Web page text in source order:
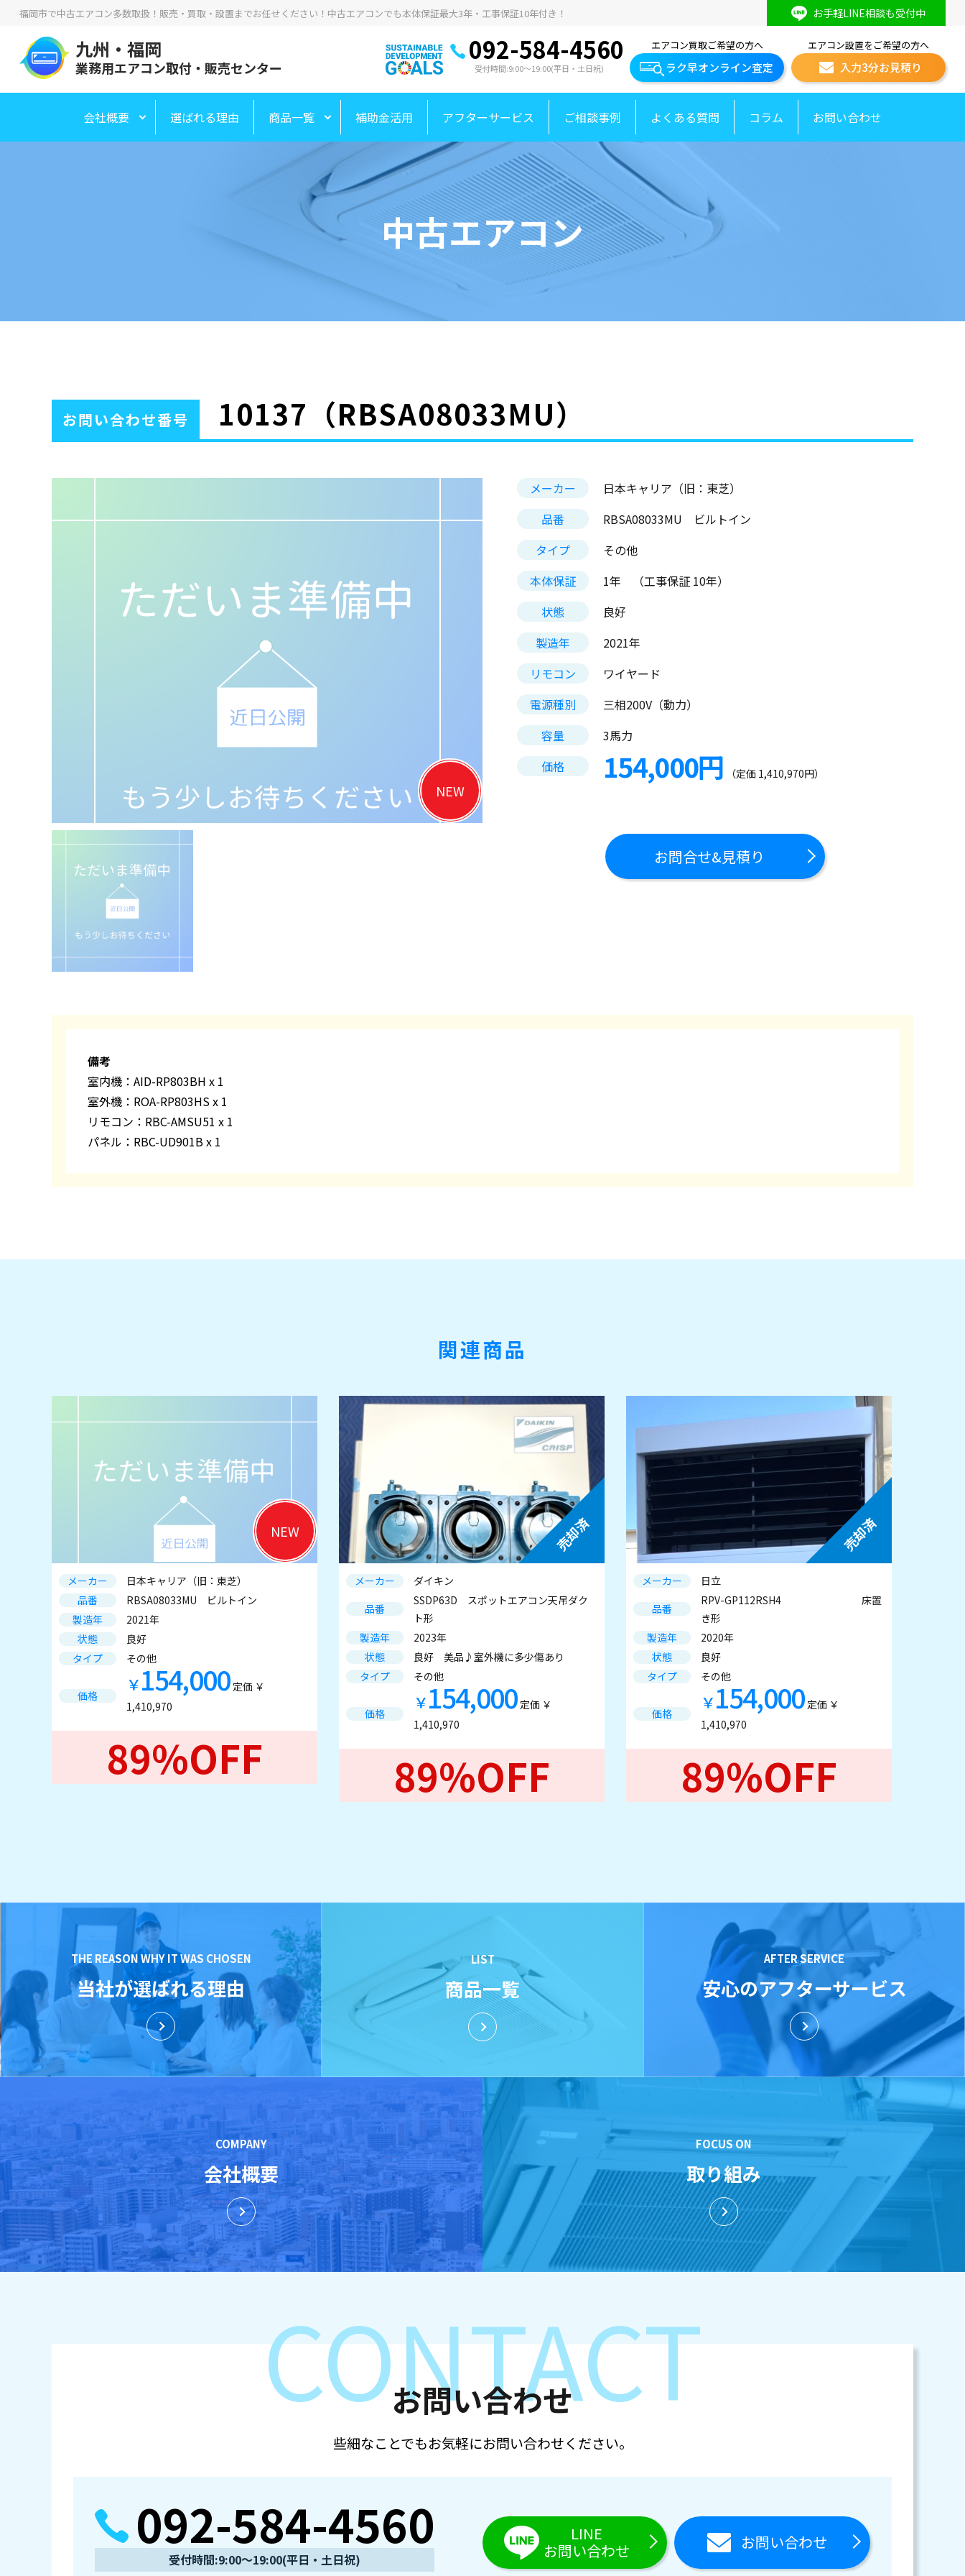
福岡市で中古エアコン多数取扱！販売・買取・設置までお任せください！中古エアコンでも本体保証最大3年・工事保証10年付き！ お手軽LINE相談も受付中
九州・福岡
業務用エアコン取付・販売センター
092-584-4560
受付時間:9:00〜19:00(平日・土日祝)
エアコン買取ご希望の方へ
ラク早オンライン査定
エアコン設置をご希望の方へ
入力3分お見積り
会社概要 選ばれる理由 商品一覧 補助金活用 アフターサービス ご相談事例 よくある質問 コラム お問い合わせ
中古エアコン
お問い合わせ番号 10137（RBSA08033MU）
NEW
メーカー
日本キャリア（旧：東芝）
品番
RBSA08033MU ビルトイン
タイプ
その他
本体保証
1年
（工事保証 10年）
状態
良好
製造年
2021年
リモコン
ワイヤード
電源種別
三相200V（動力）
容量
3馬力
価格
154,000円 （定価 1,410,970円）
お問合せ&見積り
備考
室内機：AID-RP803BH x 1
室外機：ROA-RP803HS x 1
リモコン：RBC-AMSU51 x 1
パネル：RBC-UD901B x 1
関連商品
NEW
メーカー
日本キャリア（旧：東芝）
品番
RBSA08033MU ビルトイン
製造年
2021年
状態
良好
タイプ
その他
価格
￥154,000 定価 ￥
1,410,970
89%OFF
メーカー
ダイキン
品番
SSDP63D スポットエアコン天吊ダク
ト形
製造年
2023年
状態
良好 美品♪室外機に多少傷あり
タイプ
その他
価格
￥154,000 定価 ￥
1,410,970
89%OFF
メーカー
日立
品番
RPV-GP112RSH4 床置
き形
製造年
2020年
状態
良好
タイプ
その他
価格
￥154,000 定価 ￥
1,410,970
89%OFF
THE REASON WHY IT WAS CHOSEN
当社が選ばれる理由
LIST
商品一覧
AFTER SERVICE
安心のアフターサービス
COMPANY
会社概要
FOCUS ON
取り組み
CONTACT
お問い合わせ
些細なことでもお気軽にお問い合わせください。
092-584-4560
受付時間:9:00～19:00(平日・土日祝)
LINE
お問い合わせ
お問い合わせ